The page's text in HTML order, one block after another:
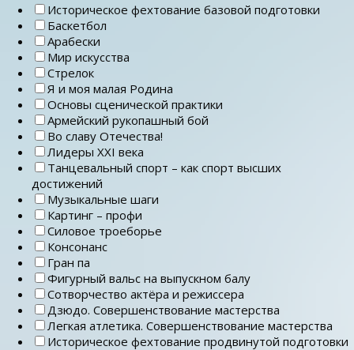
Историческое фехтование базовой подготовки
Баскетбол
Арабески
Мир искусства
Стрелок
Я и моя малая Родина
Основы сценической практики
Армейский рукопашный бой
Во славу Отечества!
Лидеры ХХI века
Танцевальный спорт – как спорт высших
достижений
Музыкальные шаги
Картинг – профи
Силовое троеборье
Консонанс
Гран па
Фигурный вальс на выпускном балу
Сотворчество актёра и режиссера
Дзюдо. Совершенствование мастерства
Легкая атлетика. Совершенствование мастерства
Историческое фехтование продвинутой подготовки